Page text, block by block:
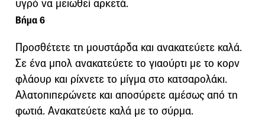
υγρό να μειωθεί αρκετά.
Βήμα 6
Προσθέτετε τη μουστάρδα και ανακατεύετε καλά.
Σε ένα μπολ ανακατεύετε το γιαούρτι με το κορν
φλάουρ και ρίχνετε το μίγμα στο κατσαρολάκι.
Αλατοπιπερώνετε και αποσύρετε αμέσως από τη
φωτιά. Ανακατεύετε καλά με το σύρμα.